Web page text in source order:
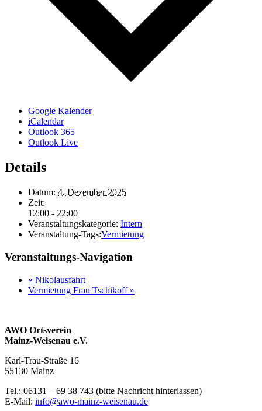
Google Kalender
iCalendar
Outlook 365
Outlook Live
Details
Datum: 4. Dezember 2025
Zeit:
12:00 - 22:00
Veranstaltungskategorie: Intern
Veranstaltung-Tags:Vermietung
Veranstaltungs-Navigation
« Nikolausfahrt
Vermietung Frau Tschikoff »
AWO Ortsverein
Mainz-Weisenau e.V.
Karl-Trau-Straße 16
55130 Mainz
Tel.: 06131 – 69 38 743 (bitte Nachricht hinterlassen)
E-Mail: info@awo-mainz-weisenau.de